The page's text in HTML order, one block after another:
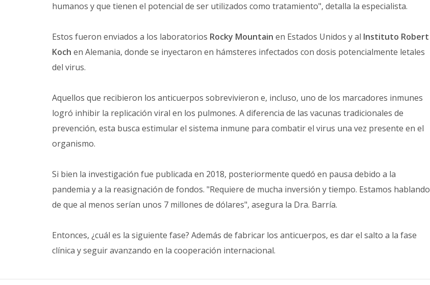
humanos y que tienen el potencial de ser utilizados como tratamiento", detalla la especialista.
Estos fueron enviados a los laboratorios Rocky Mountain en Estados Unidos y al Instituto Robert
Koch en Alemania, donde se inyectaron en hámsteres infectados con dosis potencialmente letales
del virus.
Aquellos que recibieron los anticuerpos sobrevivieron e, incluso, uno de los marcadores inmunes
logró inhibir la replicación viral en los pulmones. A diferencia de las vacunas tradicionales de
prevención, esta busca estimular el sistema inmune para combatir el virus una vez presente en el
organismo.
Si bien la investigación fue publicada en 2018, posteriormente quedó en pausa debido a la
pandemia y a la reasignación de fondos. "Requiere de mucha inversión y tiempo. Estamos hablando
de que al menos serían unos 7 millones de dólares", asegura la Dra. Barría.
Entonces, ¿cuál es la siguiente fase? Además de fabricar los anticuerpos, es dar el salto a la fase
clínica y seguir avanzando en la cooperación internacional.